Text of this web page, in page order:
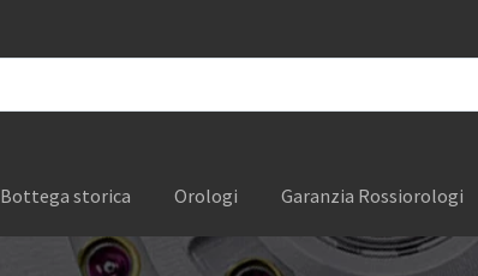
Bottega storica Orologi Garanzia Rossiorologi